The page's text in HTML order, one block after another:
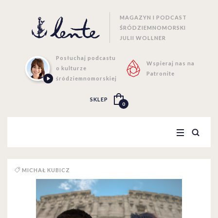
MAGAZYN I PODCAST
ŚRÓDZIEMNOMORSKI
JULII WOLLNER
Posłuchaj podcastu
o kulturze
śródziemnomorskiej
Wspieraj nas na
Patronite
SKLEP
0
MICHAŁ KUBICZ